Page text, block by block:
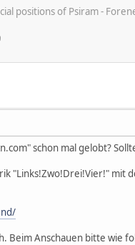
positions of Psiram -
schon mal gelobt?
"Links!Zwo!Drei!Vier!"
Beim Anschauen bitte wie